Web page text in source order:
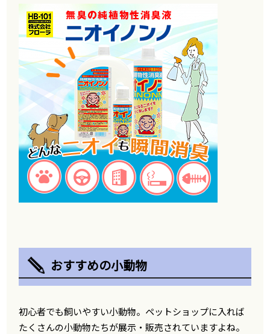
おすすめの小動物
初心者でも飼いやすい小動物。ペットショップに入れば
たくさんの小動物たちが展示・販売されていますよね。